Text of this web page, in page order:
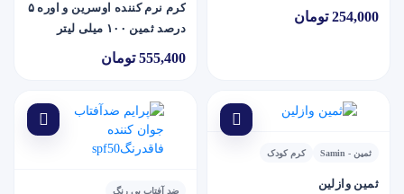
254,000 تومان
کرم نرم کننده اوسرین و اوره ۵
درصد ثمین ۱۰۰ میلی لیتر
555,400 تومان
ثمین - Samin کرم کودک
ثمين وازلين ضد آفتاب بی رنگ